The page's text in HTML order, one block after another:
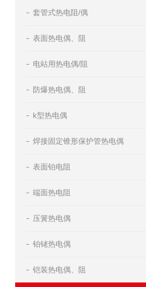
套管式热电阻/偶
表面热电偶、阻
电站用热电偶/阻
防爆热电偶、阻
k型热电偶
焊接固定锥形保护管热电偶
表面铂电阻
端面热电阻
压簧热电偶
铂铑热电偶
铠装热电偶、阻